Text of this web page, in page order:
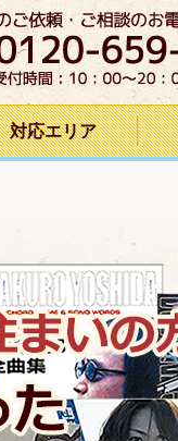
対応エリア